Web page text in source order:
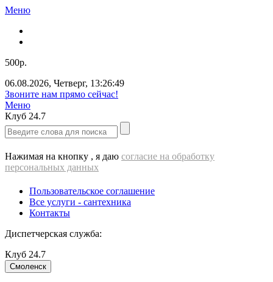
Меню
500р.
06.08.2026, Четверг, 13:26:50
Звоните нам прямо сейчас!
Меню
Клуб 24.7
Нажимая на кнопку , я даю согласие на обработку
персональных данных
Пользовательское соглашение
Все услуги - cантехника
Контакты
Диспетчерская служба:
Клуб 24.7
Смоленск